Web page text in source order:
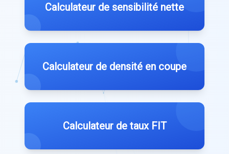
Calculateur de sensibilité nette
Calculateur de densité en coupe
Calculateur de taux FIT